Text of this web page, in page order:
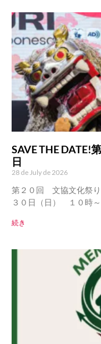
SAVE THE DATE!
日
28 de July de 2026
第２０回 文協文化祭
３０日（日） １０時
続き